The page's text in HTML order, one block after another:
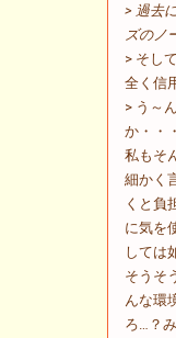
> 過去
ズのノ
> そし
全く信
> う～
か・・
私もそ
細かく
くと負
に気を
しては
そうそ
んな環
ろ…？